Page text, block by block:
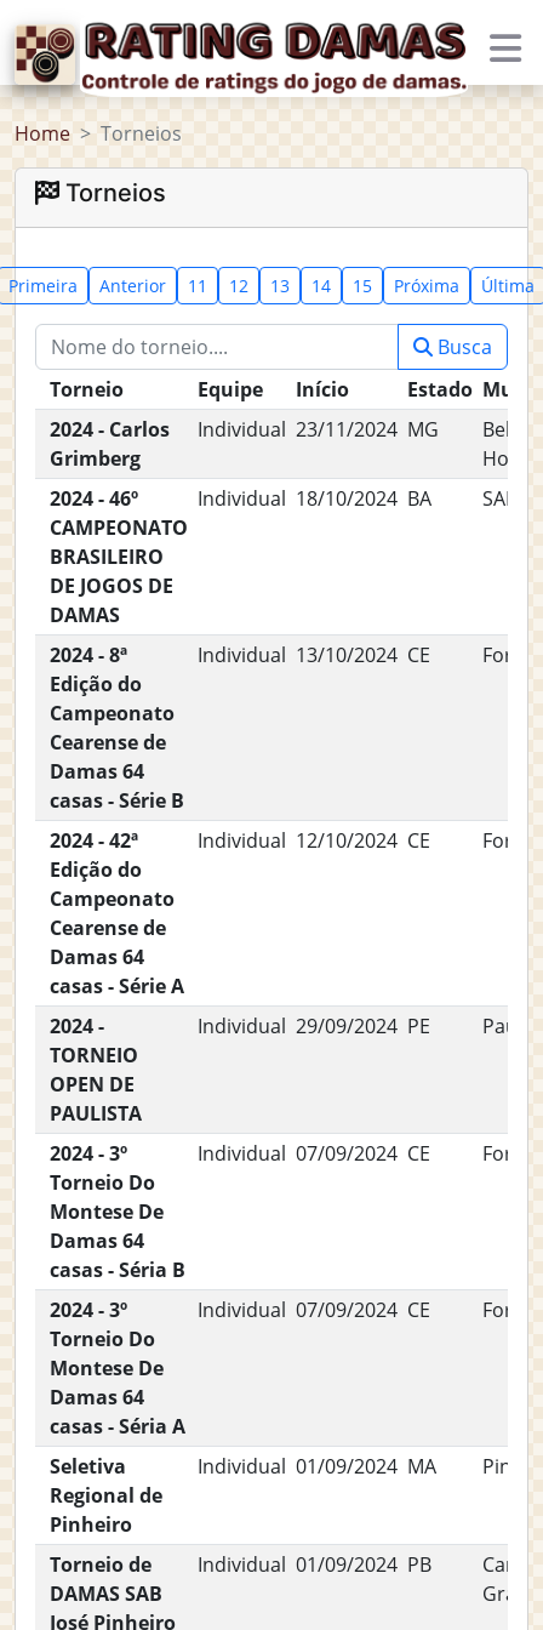
Home Torneios
Torneios
Primeira Anterior 11 12 13 14 15 Próxima Última
Busca
Torneio
Equipe Início Estado
2024 - Carlos
Grimberg
Individual 23/11/2024 MG
Belo
2024 - 46º
CAMPEONATO
BRASILEIRO
DE JOGOS DE
DAMAS
Individual 18/10/2024 BA
2024 - 8ª
Edição do
Campeonato
Cearense de
Damas 64
casas - Série B
Individual 13/10/2024 CE
2024 - 42ª
Edição do
Campeonato
Cearense de
Damas 64
casas - Série A
Individual 12/10/2024 CE
2024 -
TORNEIO
OPEN DE
PAULISTA
Individual 29/09/2024 PE
2024 - 3º
Torneio Do
Montese De
Damas 64
casas - Séria B
Individual 07/09/2024 CE
2024 - 3º
Torneio Do
Montese De
Damas 64
casas - Séria A
Individual 07/09/2024 CE
Seletiva
Regional de
Pinheiro
Individual 01/09/2024 MA
Torneio de
DAMAS SAB
José Pinheiro
Individual 01/09/2024 PB